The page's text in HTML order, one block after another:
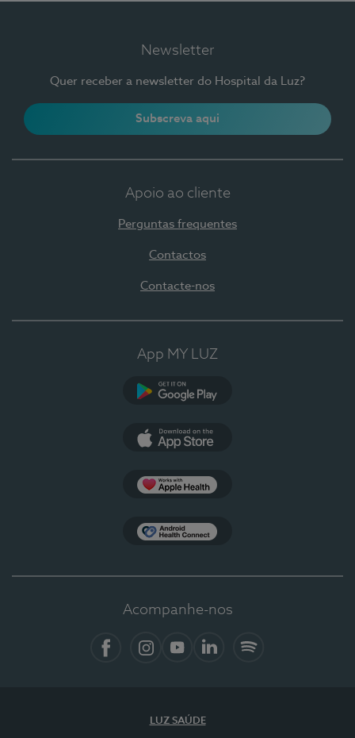
Newsletter
Quer receber a newsletter do Hospital da Luz?
Subscreva aqui
Apoio ao cliente
Perguntas frequentes
Contactos
Contacte-nos
App MY LUZ
Acompanhe-nos
LUZ SAÚDE